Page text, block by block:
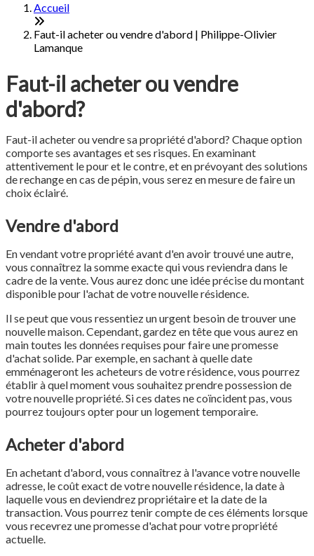
Accueil
Faut-il acheter ou vendre d'abord | Philippe-Olivier
Lamanque
Faut-il acheter ou vendre
d'abord?
Faut-il acheter ou vendre sa propriété d'abord? Chaque option
comporte ses avantages et ses risques. En examinant
attentivement le pour et le contre, et en prévoyant des solutions
de rechange en cas de pépin, vous serez en mesure de faire un
choix éclairé.
Vendre d'abord
En vendant votre propriété avant d'en avoir trouvé une autre,
vous connaîtrez la somme exacte qui vous reviendra dans le
cadre de la vente. Vous aurez donc une idée précise du montant
disponible pour l'achat de votre nouvelle résidence.
Il se peut que vous ressentiez un urgent besoin de trouver une
nouvelle maison. Cependant, gardez en tête que vous aurez en
main toutes les données requises pour faire une promesse
d'achat solide. Par exemple, en sachant à quelle date
emménageront les acheteurs de votre résidence, vous pourrez
établir à quel moment vous souhaitez prendre possession de
votre nouvelle propriété. Si ces dates ne coïncident pas, vous
pourrez toujours opter pour un logement temporaire.
Acheter d'abord
En achetant d'abord, vous connaîtrez à l'avance votre nouvelle
adresse, le coût exact de votre nouvelle résidence, la date à
laquelle vous en deviendrez propriétaire et la date de la
transaction. Vous pourrez tenir compte de ces éléments lorsque
vous recevrez une promesse d'achat pour votre propriété
actuelle.